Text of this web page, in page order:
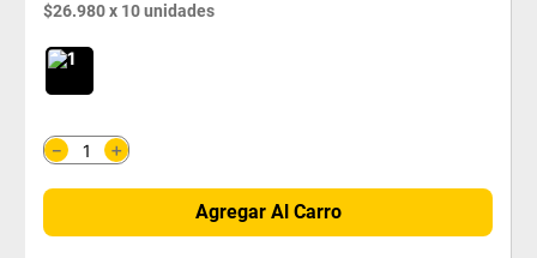
$26.980x 10unidades
＋
－
Agregar Al Carro